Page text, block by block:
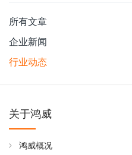
所有文章
企业新闻
行业动态
关于鸿威
鸿威概况